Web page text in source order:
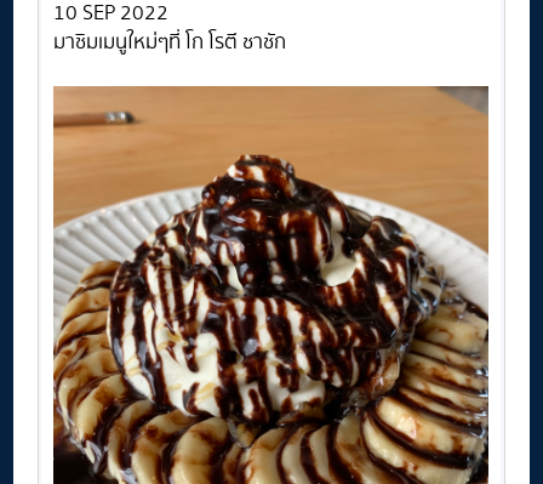
10 SEP 2022
มาชิมเมนูใหม่ๆที่ โก โรตี ชาชัก